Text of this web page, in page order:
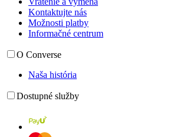
Kontaktujte nás
Možnosti platby
Informačné centrum
O Converse
Naša história
Dostupné služby